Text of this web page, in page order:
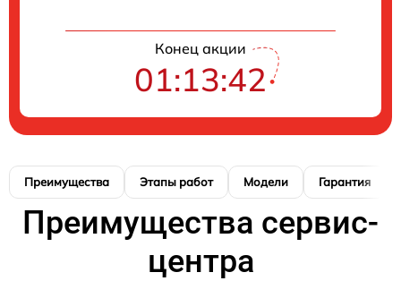
Конец акции
01:13:41
Преимущества Этапы работ Модели Гарантия
Преимущества сервис-
центра